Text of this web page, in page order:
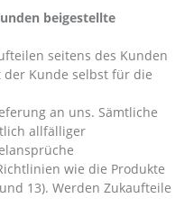
beigestellte
seitens des Kunden
Kunde selbst für die
an uns. Sämtliche
allfälliger
wie die Produkte
13). Werden Zukaufteile